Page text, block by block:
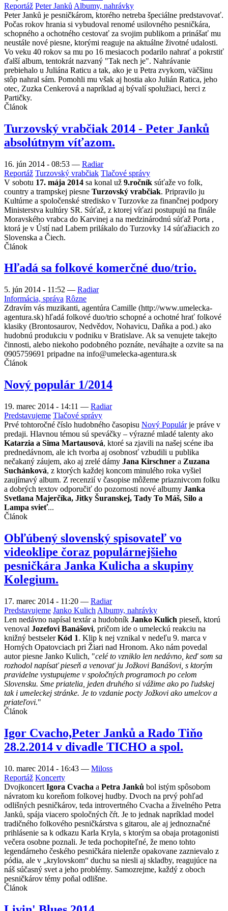
Reportáž Peter Janků Albumy, nahrávky
Peter Janků je pesničkárom, ktorého netreba špeciálne predstavovať.
Počas rokov hrania si vybudoval renomé usilovného pesničkára,
schopného a ochotného cestovať za svojim publikom a prinášať mu
neustále nové piesne, ktorými reaguje na aktuálne životné udalosti.
Vo veku 40 rokov sa mu po 16 mesiacoch podarilo nahrať a pokrstiť
ďalší album, tentokrát nazvaný "Tak nech je". Nahrávanie
prebiehalo u Juliána Raticu a tak, ako je u Petra zvykom, väčšinu
stôp nahral sám. Pomohli mu však aj hostia ako Julián Ratica, jeho
otec, Zuzka Cenkerová a napríklad aj bývalí spolužiaci, herci z
Partičky.
Článok
Turzovský vrabčiak 2014 - Peter Janků
absolútnym víťazom.
16. jún 2014 - 08:53 — Radiar
Reportáž Turzovský vrabčiak Tlačové správy
V sobotu 17. mája 2014 sa konal už 9.ročník súťaže vo folk,
country a trampskej piesne Turzovský vrabčiak. Pripravilo ju
Kultúrne a spoločenské stredisko v Turzovke za finančnej podpory
Ministerstva kultúry SR. Súťaž, z ktorej víťazi postupujú na finále
Moravského vrabca do Karvinej a na medzinárodnú súťaž Porta ,
ktorá je v Ústí nad Labem prilákalo do Turzovky 14 súťažiacich zo
Slovenska a Čiech.
Článok
Hľadá sa folkové komerčné duo/trio.
5. jún 2014 - 11:52 — Radiar
Informácia, správa Rôzne
Zdravím vás muzikanti, agentúra Camille (http://www.umelecka-
agentura.sk) hľadá folkové duo/trio schopné a ochotné hrať folkové
klasiky (Brontosaurov, Nedvědov, Nohavicu, Daňka a pod.) ako
hudobnú produkciu v podniku v Bratislave. Ak sa venujete takejto
činnosti, alebo niekoho podobného poznáte, neváhajte a ozvite sa na
0905759691 pripadne na info@umelecka-agentura.sk
Článok
Nový populár 1/2014
19. marec 2014 - 14:11 — Radiar
Predstavujeme Tlačové správy
Prvé tohtoročné číslo hudobného časopisu Nový Populárje práve v
predaji. Hlavnou témou sú speváčky – výrazné mladé talenty ako
Katarzia a Sima Martausová, ktoré sa zjavili na našej scéne iba
prednedávnom, ale ich tvorba aj osobnosť vzbudili u publika
nečakaný záujem, ako aj zrelé dámy Jana Kirschner a Zuzana
Suchánková, z ktorých každej koncom minulého roka vyšiel
zaujímavý album. Z recenzií v časopise môžeme priaznivcom folku
a dobrých textov odporučiť do pozornosti nové albumy Janka
Svetlana Majerčíka, Jitky Šuranskej, Tady To Máš, Silo a
Lampa svieť...
Článok
Obľúbený slovenský spisovateľ vo
videoklipe čoraz populárnejšieho
pesničkára Janka Kulicha a skupiny
Kolegium.
17. marec 2014 - 11:20 — Radiar
Predstavujeme Janko Kulich Albumy, nahrávky
Len nedávno napísal textár a hudobník Janko Kulich pieseň, ktorú
venoval Jozefovi Banášovi, pričom ide o umeleckú reakciu na
knižný bestselerKód 1. Klip k nej vznikal v nedeľu 9. marca v
Horných Opatovciach pri Žiari nad Hronom. Ako nám povedal
autor piesne Janko Kulich, "celé to vzniklo len nedávno, keď som sa
rozhodol napísať pieseň a venovať ju Jožkovi Banášovi, s ktorým
pravidelne vystupujeme v spoločných programoch po celom
Slovensku. Sme priatelia, jeden druhého si vážime ako po ľudskej
tak i umeleckej stránke. Je to vzdanie pocty Jožkovi ako umelcov a
priateľovi."
Článok
Igor Cvacho,Peter Janků a Rado Tiňo
28.2.2014 v divadle TICHO a spol.
10. marec 2014 - 16:43 — Miloss
Reportáž Koncerty
Dvojkoncert Igora Cvacha a Petra Janků bol istým spôsobom
návratom ku koreňom folkovej hudby. Dvoch na prvý pohľad
odlišných pesničkárov, teda introvertného Cvacha a živelného Petra
Janků, spája viacero spoločných čŕt. Je to jednak napríklad model
tradičného folkového pesničkárstva s gitarou, ale aj jednoznačné
prihlásenie sa k odkazu Karla Kryla, s ktorým sa obaja protagonisti
večera osobne poznali. Je teda pochopiteľné, že meno tohto
legendárneho českého pesničkára nielenže opakovane zaznievalo z
pódia, ale v „krylovskom“ duchu sa niesli aj skladby, reagujúce na
náš súčasný svet a jeho problémy. Samozrejme, každý z oboch
pesničkárov témy poňal odlišne.
Článok